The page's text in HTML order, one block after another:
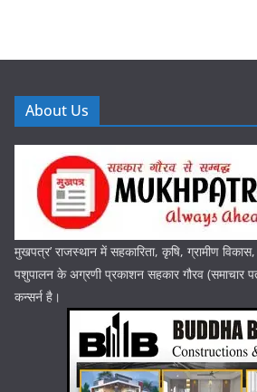
About Us
मुखपत्र’ राजस्थान में सहकारिता, कृषि, ग्रामीण
पशुपालन के अग्रणी प्रकाशन सहकार गौरव (समाचार
कन्सर्न है।